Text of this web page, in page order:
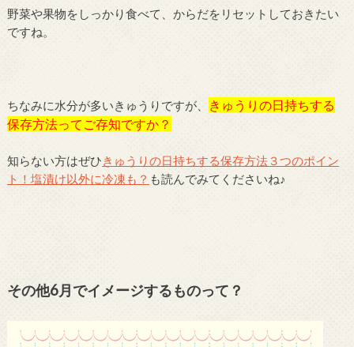
野菜や果物をしっかり食べて、からだをリセットしておきたい
ですね。
ちなみに水分が多いきゅうりですが、
きゅうりの日持ちする
保存方法ってご存知ですか？
知らない方はぜひきゅうりの日持ちする保存方法３つのポイン
ト！塩漬け以外に冷凍も？ も読んでみてくださいね♪
その他6月でイメージするものって？